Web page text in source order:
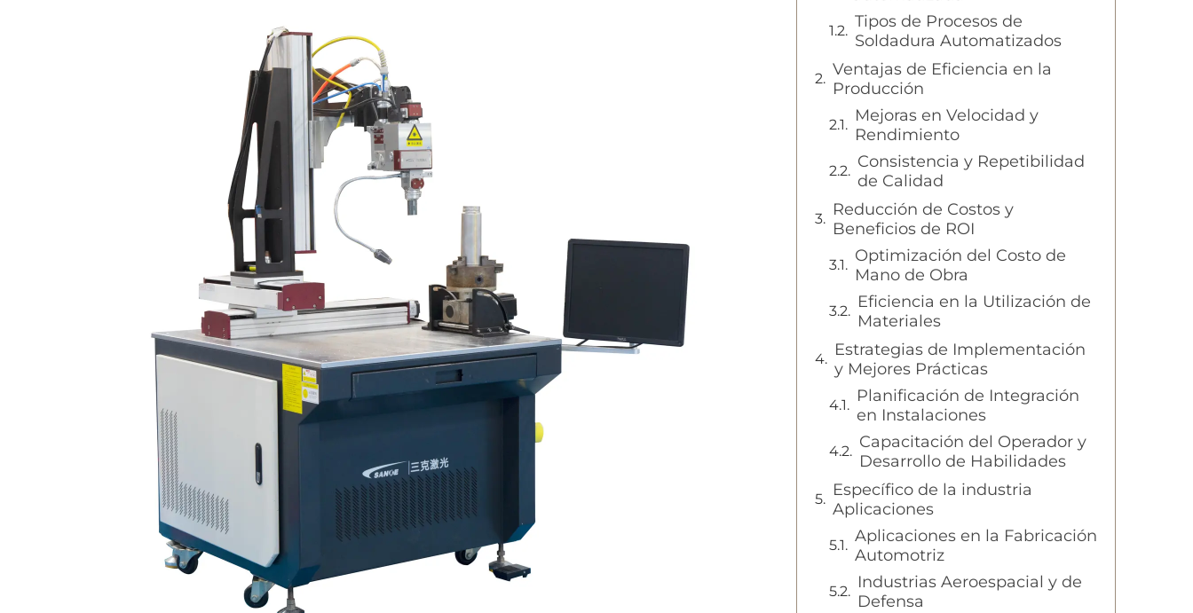
Tipos de Procesos de
Soldadura Automatizados
Ventajas de Eficiencia en la
Producción
Mejoras en Velocidad y
Rendimiento
Consistencia y Repetibilidad
de Calidad
Reducción de Costos y
Beneficios de ROI
Optimización del Costo de
Mano de Obra
Eficiencia en la Utilización de
Materiales
Estrategias de Implementación
y Mejores Prácticas
Planificación de Integración
en Instalaciones
Capacitación del Operador y
Desarrollo de Habilidades
Específico de la industria
Aplicaciones
Aplicaciones en la Fabricación
Automotriz
Industrias Aeroespacial y de
Defensa